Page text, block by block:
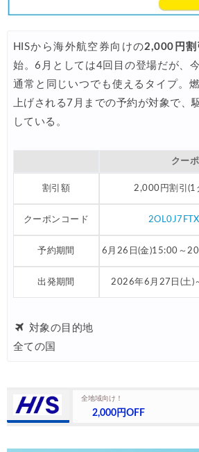
HISから海外航空券向けの2,000円割
始。6月としては4回目の登場だが、
通常と同じいつでも使えるタイプ。
上げされる7月までの予約が対象で、
している。
クー
割引額 2,000円割引(1
クーポンコード
予約期間 6月26日(金)15:00～
出発期間 2026年6月27日(土)
対象の目的地
全ての国
全地域向け！
2,000円OFF